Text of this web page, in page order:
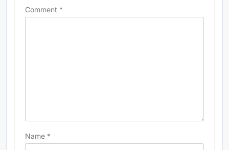
Comment *
Name *